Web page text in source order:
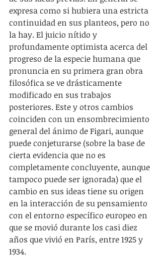
expresa como si hubiera una estricta
continuidad en sus planteos, pero no
la hay. El juicio nítido y
profundamente optimista acerca del
progreso de la especie humana que
pronuncia en su primera gran obra
filosófica se ve drásticamente
modificado en sus trabajos
posteriores. Este y otros cambios
coinciden con un ensombrecimiento
general del ánimo de Figari, aunque
puede conjeturarse (sobre la base de
cierta evidencia que no es
completamente concluyente, aunque
tampoco puede ser ignorada) que el
cambio en sus ideas tiene su origen
en la interacción de su pensamiento
con el entorno específico europeo en
que se movió durante los casi diez
años que vivió en París, entre 1925 y
1934.